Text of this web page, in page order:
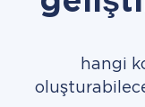
hangi